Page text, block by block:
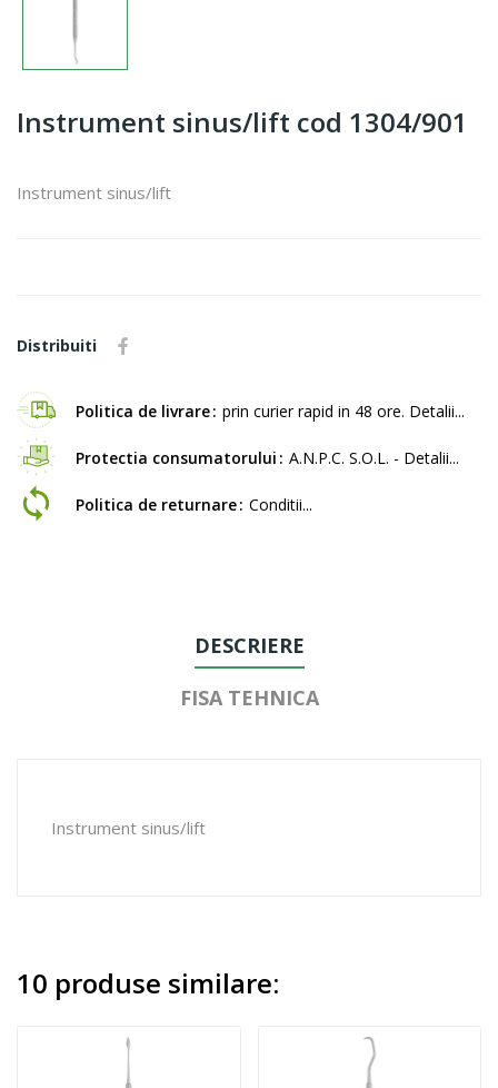
Instrument sinus/lift cod 1304/901
Instrument sinus/lift
Distribuiti
Politica de livrare prin curier rapid in 48 ore. Detalii...
Protectia consumatorului A.N.P.C. S.O.L. - Detalii...
Politica de returnare Conditii...
DESCRIERE
FISA TEHNICA
Instrument sinus/lift
10 produse similare: